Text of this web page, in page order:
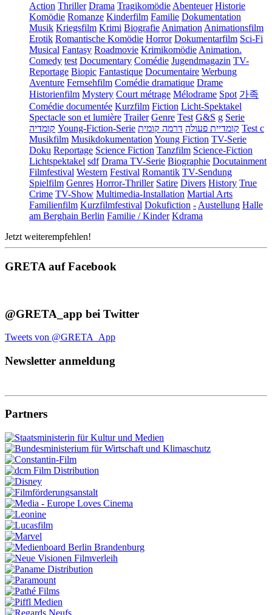
Action Thriller Drama TragikomödieAbenteuer Historie
Komödie Romanze Kinderfilm Familie Dokumentation
Musik Kriegsfilm Krimi BiografieAnimationAnimationsfilm
Erotik Romantische Komödie Horror Dokumentarfilm Sci-Fi
Musical Fantasy Roadmovie KrimikomödieAnimation.
Comedy test Documentary Comédie Jugendmagazin TV-
Reportage Biopic Fantastique Documentaire Werbung
Aventure Fernsehfilm Comédie dramatique Drame
Historienfilm Mystery Court métrage Mélodrame Spot 가족
Comédie documentée Kurzfilm Fiction Licht-Spektakel
Spectacle son et lumière Trailer Genre Test G&S g Serie
קומדיה Young-Fiction-Serie קומדיית פעולה דרמה קומית
Test c
Musikfilm MusikdokumentationYoung Fiction TV-Serie
Doku Reportage Science Fiction Tanzfilm Science-Fiction
Lichtspektakel sdf Drama TV-Serie Biographie Docutainment
Filmfestival Western Festival Romantik TV-Sendung
Spielfilm Genres Horror-Thriller Satire Divers History True
Crime TV-Show Multimedia-Installation Martial Arts
Familienfilm Kurzfilmfestival Dokufiction -Austellung Halle
am Berghain Berlin Familie / Kinder Kdrama
Jetzt weiterempfehlen!
GRETA auf Facebook
@GRETA_app bei Twitter
Tweets von @GRETA_App
Newsletter anmeldung
Partners